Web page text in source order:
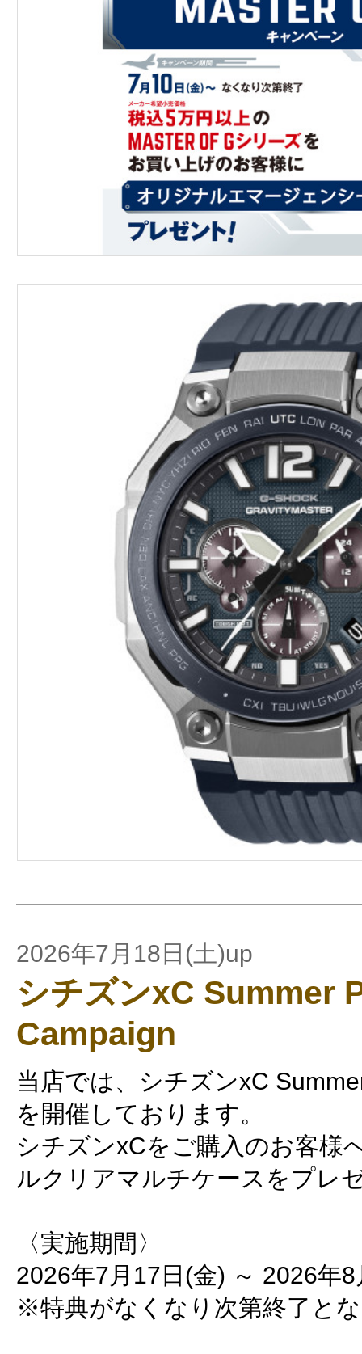
2026年7月18日(土)up
シチズンxC Summer
Campaign
当店では、シチズンxC
を開催しております。
シチズンxCをご購入のお客様
ルクリアマルチケースをプレ
〈実施期間〉
2026年7月17日(金) ～ 2026年
※特典がなくなり次第終了と